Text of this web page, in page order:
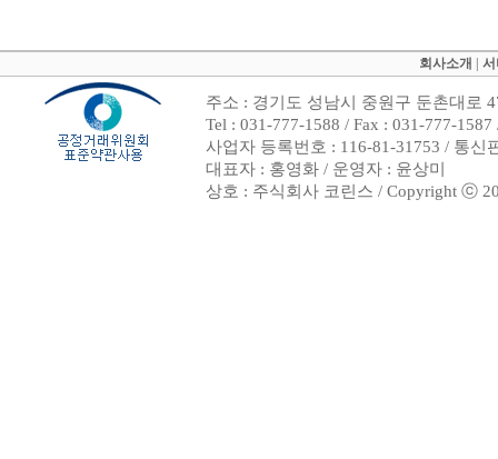
회사소개
주소 : 경기도 성남시 중원구 둔촌대로
Tel : 031-777-1588 / Fax : 031-777-
사업자 등록번호 : 116-81-31753 / 통신
대표자 : 홍영화 / 운영자 : 윤상미
상호 : 주식회사 코린스 / Copyright ⓒ